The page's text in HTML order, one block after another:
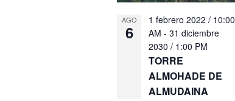
AGO
6
TORRE
ALMOHADE DE
ALMUDAINA
1 febrero 2022 / 10:00
AM -31 diciembre
2030 / 1:00 PM